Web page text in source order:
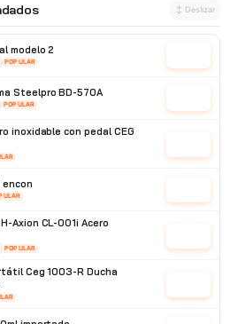
SK2 de 18 mm para cutter,
Cotizar
↕ Deslizar
modelo 2
POPULAR
Steelpro BD-570A
POPULAR
inoxidable con pedal CEG
Axion CL-001i Acero
POPULAR
Ceg 1003-R Ducha